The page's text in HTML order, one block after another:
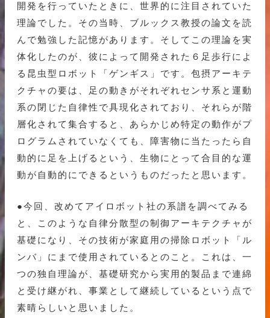
開発を行っていたときに、世界的に注目されていた
理論でした。その当時、ブルックス教授の論文を読
んで勉強した記憶があります。そしてこの理論を実
体化したのが、彼によって開発された６足歩行によ
る昆虫型ロボット「ゲンギス」です。包摂アーキテ
クチャの要は、足の動きがそれぞれセンサ系と運動
系の閉じた自律性で具現化されており、それらが階
層化されて集合すると、あらかじめ特定の動作がプ
ログラムされていなくても、障害物に当たったら自
動的に足を上げるという、生物にとって合目的な運
動が自動的にできるというものだったと思います。
●今回、改めてアイロボット社の系譜を調べてみる
と、このような自律分散型の制御アーキテクチャが
基礎になり、その技術が家庭用の掃除ロボット「ル
ンバ」にまで使用されているとのこと。これは、一
つの独自理論が、基礎研究から実用的製品まで連綿
と受け継がれ、事業として継続しているという点で
素晴らしいと思いました。